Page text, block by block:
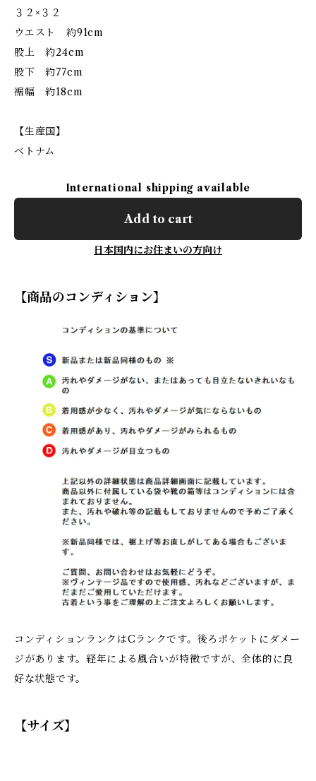
３２×３２
ウエスト 約91cm
股上 約24cm
股下 約77cm
裾幅 約18cm
【生産国】
ベトナム
International shipping available
Add to cart
日本国内にお住まいの方向け
【商品のコンディション】
コンディションランクはCランクです。後ろポケットにダメー
ジがあります。経年による風合いが特徴ですが、全体的に良
好な状態です。
【サイズ】